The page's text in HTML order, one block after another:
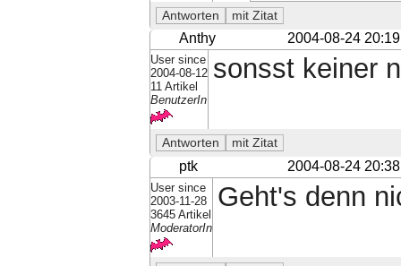
Anthy 2004-08-24 20:19
User since
2004-08-12
11 Artikel
BenutzerIn
sonsst keiner
ptk 2004-08-24 20:38
User since
2003-11-28
3645 Artikel
ModeratorIn
Geht's denn